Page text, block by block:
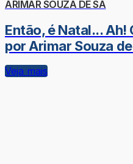
ARIMAR SOUZA DE SÁ
Então, é Natal...
por Arimar Souza
Veja mais